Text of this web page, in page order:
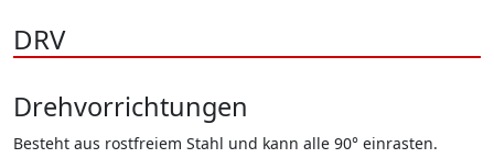
DRV
Drehvorrichtungen
Besteht aus rostfreiem Stahl und kann alle 90° einrasten.